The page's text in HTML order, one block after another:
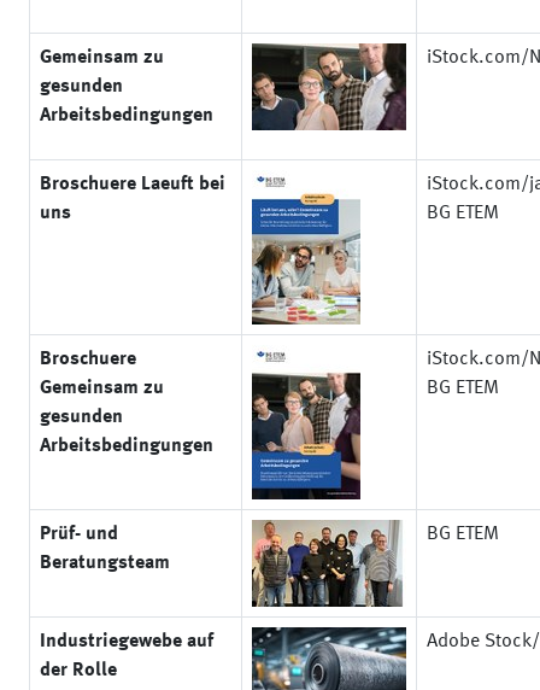
Gemeinsam zu
gesunden
Arbeitsbedingungen
iStock.com/
Broschuere Laeuft bei
uns
iStock.com/
BG ETEM
Broschuere
Gemeinsam zu
gesunden
Arbeitsbedingungen
iStock.com/
BG ETEM
Prüf- und
Beratungsteam
BG ETEM
Industriegewebe auf
der Rolle
Adobe